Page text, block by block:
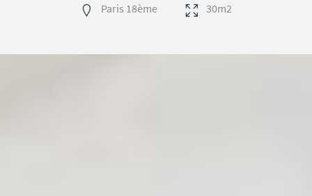
Paris 18ème 30m2